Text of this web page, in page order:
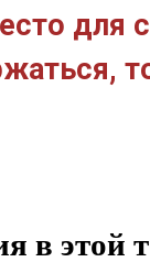
для
в этой